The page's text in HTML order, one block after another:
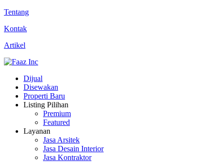
Tentang
Kontak
Artikel
Dijual
Disewakan
Properti Baru
Listing Pilihan
Premium
Featured
Layanan
Jasa Arsitek
Jasa Desain Interior
Jasa Kontraktor